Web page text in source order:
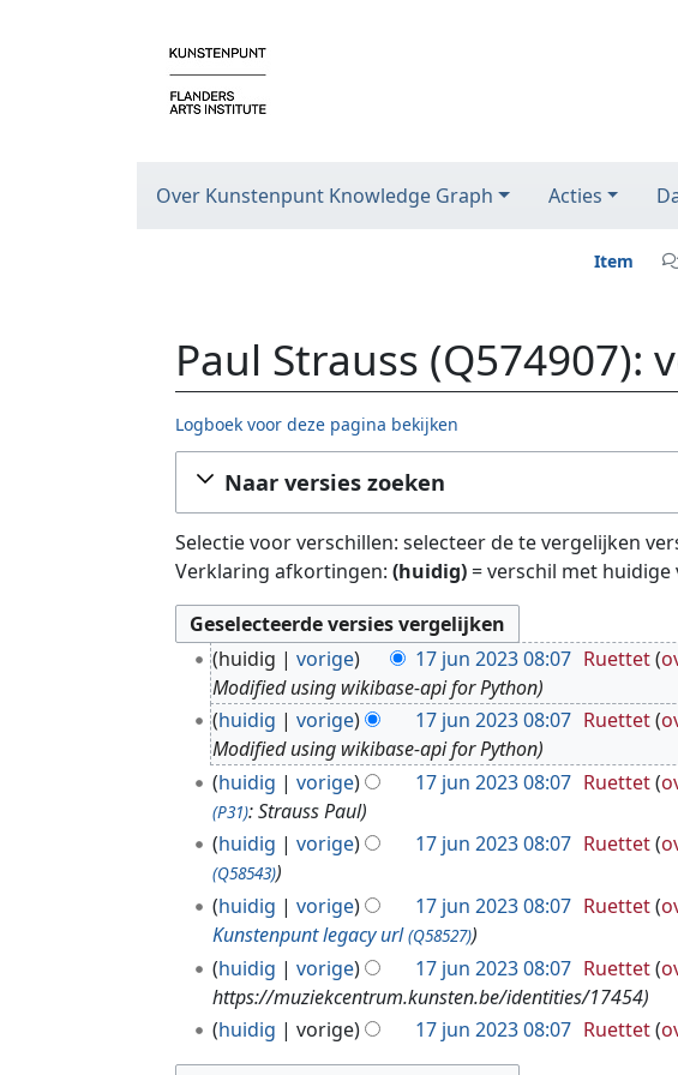
Over Kunstenpunt Knowledge Graph Acties
Item
Paul Strauss (Q574907):
Logboek voor deze pagina bekijken
Ga naar:navigatie,zoeken
Naar versies zoeken
Selectie voor verschillen: selecteer de te vergelijken
Verklaring afkortingen: (huidig)= verschil met huidige
huidig vorige 17 jun 2023 08:07 Ruettet
Modified using wikibase-api for Python
huidig
vorige 17 jun 2023 08:07 Ruettet
Modified using wikibase-api for Python
huidig
vorige 17 jun 2023 08:07 Ruettet
(P31): Strauss Paul
huidig
vorige 17 jun 2023 08:07 Ruettet
(Q58543)
huidig vorige 17 jun 2023 08:07 Ruettet
Kunstenpunt legacy url (Q58527)
huidig vorige 17 jun 2023 08:07 Ruettet
https://muziekcentrum.kunsten.be/identities/17454
huidig
vorige 17 jun 2023 08:07 Ruettet